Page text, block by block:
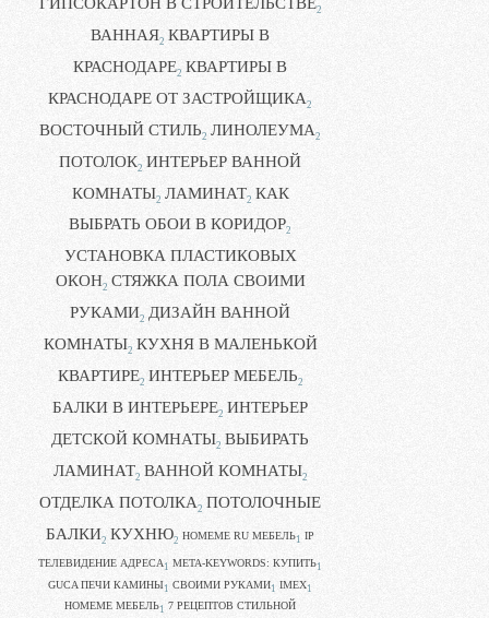
2
ВАННАЯ2 КВАРТИРЫ В
КРАСНОДАРЕ2 КВАРТИРЫ В
КРАСНОДАРЕ ОТ ЗАСТРОЙЩИКА2
ВОСТОЧНЫЙ СТИЛЬ2 ЛИНОЛЕУМА2
ПОТОЛОК2 ИНТЕРЬЕР ВАННОЙ
КОМНАТЫ2 ЛАМИНАТ2 КАК
ВЫБРАТЬ ОБОИ В КОРИДОР2
УСТАНОВКА ПЛАСТИКОВЫХ
ОКОН2 СТЯЖКА ПОЛА СВОИМИ
РУКАМИ2 ДИЗАЙН ВАННОЙ
КОМНАТЫ2 КУХНЯ В МАЛЕНЬКОЙ
КВАРТИРЕ2 ИНТЕРЬЕР МЕБЕЛЬ2
БАЛКИ В ИНТЕРЬЕРЕ2 ИНТЕРЬЕР
ДЕТСКОЙ КОМНАТЫ2 ВЫБИРАТЬ
ЛАМИНАТ2 ВАННОЙ КОМНАТЫ2
ОТДЕЛКА ПОТОЛКА2 ПОТОЛОЧНЫЕ
БАЛКИ2 КУХНЮ2 HOMEME RU МЕБЕЛЬ1 IP
ТЕЛЕВИДЕНИЕ АДРЕСА 1 META-KEYWORDS: КУПИТЬ1
GUCA ПЕЧИ КАМИНЫ1 CВОИМИ РУКАМИ1 IMEX1
HOMEME МЕБЕЛЬ1 7 РЕЦЕПТОВ СТИЛЬНОЙ